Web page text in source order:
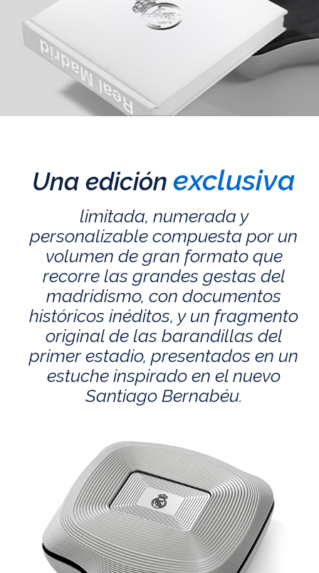
Una edición exclusiva
limitada, numerada y
personalizable compuesta por un
volumen de gran formato que
recorre las grandes gestas del
madridismo, con documentos
históricos inéditos, y un fragmento
original de las barandillas del
primer estadio, presentados en un
estuche inspirado en el nuevo
Santiago Bernabéu.